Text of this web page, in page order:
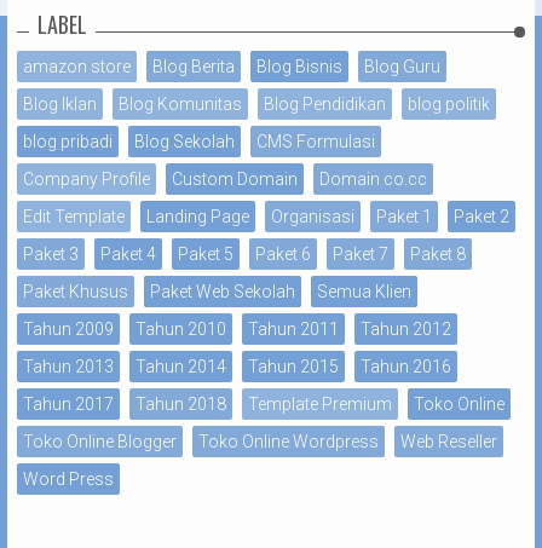
LABEL
amazon store Blog Berita Blog Bisnis
Blog Guru
Blog Iklan
Blog Komunitas Blog Pendidikan
blog politik
blog pribadi
Blog Sekolah
CMS Formulasi
Company Profile
Custom Domain
Domain co.cc
Edit Template
Landing Page Organisasi Paket 1
Paket 2
Paket 3
Paket 4 Paket 5 Paket 6 Paket 7
Paket 8
Paket Khusus
Paket Web Sekolah
Semua Klien
Tahun 2009
Tahun 2010 Tahun 2011
Tahun 2012
Tahun 2013
Tahun 2014 Tahun 2015
Tahun 2016
Tahun 2017
Tahun 2018 Template Premium
Toko Online
Toko Online Blogger
Toko Online Wordpress
Web Reseller
Word Press